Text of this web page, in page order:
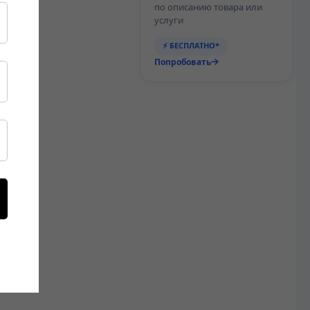
по описанию товара или
услуги
⚡ БЕСПЛАТНО*
Попробовать